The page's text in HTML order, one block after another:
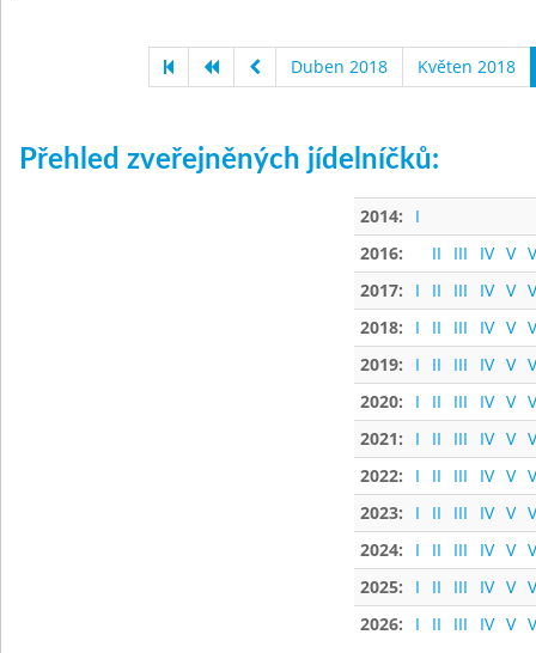
Duben 2018 Květen 2018
Přehled zveřejněných jídelníčků:
2014:
I
2016:
II III IV V
2017:
I II III IV V
2018:
I II III IV V
2019:
I II III IV V
2020:
I II III IV V
2021:
I II III IV V
2022:
I II III IV V
2023:
I II III IV V
2024:
I II III IV V
2025:
I II III IV V
2026:
I II III IV V